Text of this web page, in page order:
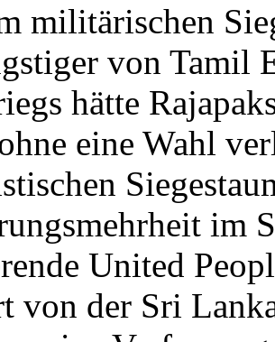
militärischen
von Tamil
hätte
eine Wahl
im
United
von der Sri